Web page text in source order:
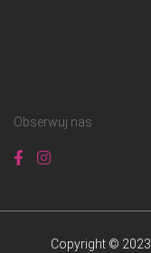
Obserwuj nas
Copyright © 2023